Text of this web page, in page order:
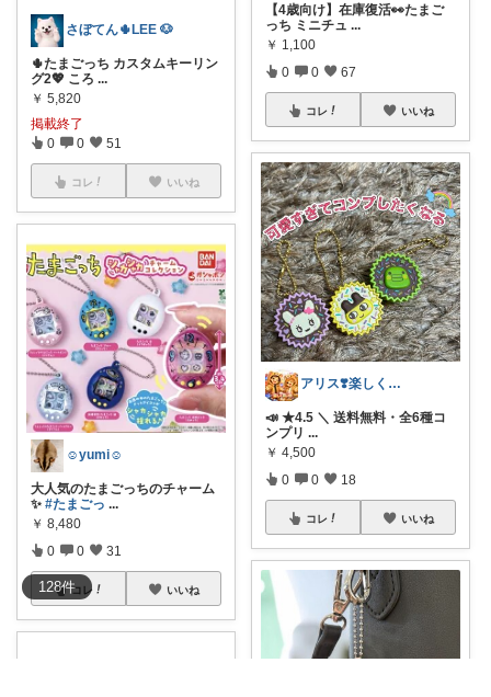
128件
さぼてん🌵LEE 🐶
🌵たまごっち カスタムキーリン
グ2💖 ころ ...
￥ 5,820
掲載終了
0 0 51
コレ いいね
☺︎yumi☺︎
大人気のたまごっちのチャーム
✨ #たまごっ ...
￥ 8,480
0 0 31
コレ いいね
【4歳向け】在庫復活👀たまご
っち ミニチュ ...
￥ 1,100
0 0 67
コレ いいね
アリス❣️楽しく買い物したい😆
📣 ★4.5 ＼ 送料無料・全6種コ
ンプリ ...
￥ 4,500
0 0 18
コレ いいね